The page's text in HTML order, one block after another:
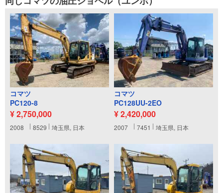
コマツ
PC120-8
¥ 2,750,000
2008 8529 埼玉県, 日本
コマツ
PC128UU-2EO
¥ 2,420,000
2007 7451 埼玉県, 日本